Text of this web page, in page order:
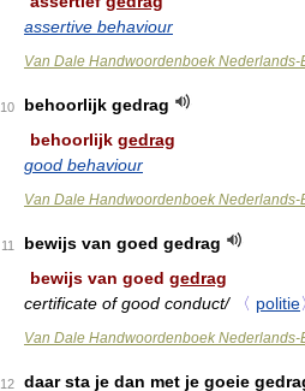
assertive behaviour
Van Dale Handwoordenboek Nederlands-
10
behoorlijk gedrag
behoorlijk gedrag
good behaviour
Van Dale Handwoordenboek Nederlands-
11
bewijs van goed gedrag
bewijs van goed gedrag
certificate of good conduct/
〈 politie
Van Dale Handwoordenboek Nederlands-
12
daar sta je dan met je goeie